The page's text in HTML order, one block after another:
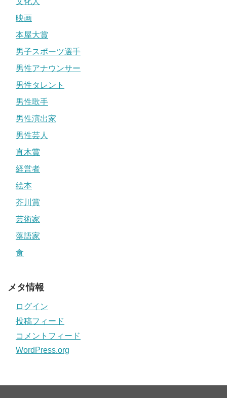
映画
本屋大賞
男子スポーツ選手
男性アナウンサー
男性タレント
男性歌手
男性演出家
男性芸人
直木賞
経営者
絵本
芥川賞
芸術家
落語家
食
メタ情報
ログイン
投稿フィード
コメントフィード
WordPress.org